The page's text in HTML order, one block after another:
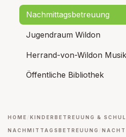
Nachmittagsbetreuung
Jugendraum Wildon
Herrand-von-Wildon
Öffentliche Bibliothek
HOME KINDERBETREUUNG &
NACHMITTAGSBETREUUNG